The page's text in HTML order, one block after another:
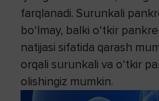
farqlanadi. Surunkali
bo‘lmay, balki o‘tkir
natijasi sifatida qarash
orqali surunkali va o‘tkir
olishingiz mumkin.